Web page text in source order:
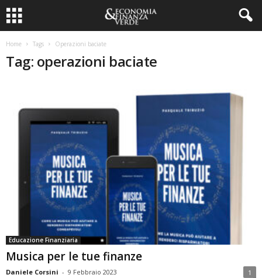
Home Tags Operazioni baciate
Tag: operazioni baciate
Educazione Finanziaria
Musica per le tue finanze
Daniele Corsini - 9 Febbraio 2023 1